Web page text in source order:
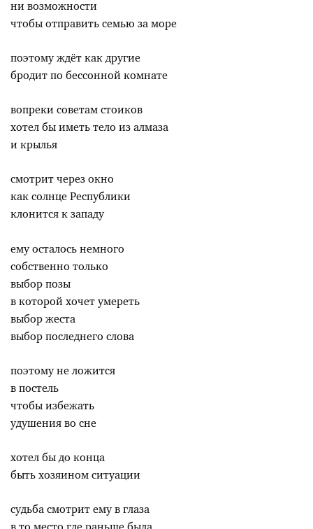
ни возможности
чтобы отправить семью за море
поэтому ждёт как другие
бродит по бессонной комнате
вопреки советам стоиков
хотел бы иметь тело из алмаза
и крылья
смотрит через окно
как солнце Республики
клонится к западу
ему осталось немного
собственно только
выбор позы
в которой хочет умереть
выбор жеста
выбор последнего слова
поэтому не ложится
в постель
чтобы избежать
удушения во сне
хотел бы до конца
быть хозяином ситуации
судьба смотрит ему в глаза